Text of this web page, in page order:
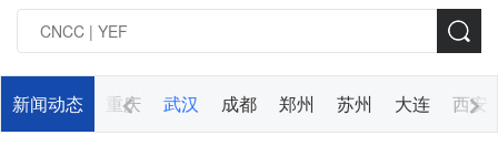
新闻动态
南 广州 重庆 武汉 成都 郑州 苏州 大连 西安